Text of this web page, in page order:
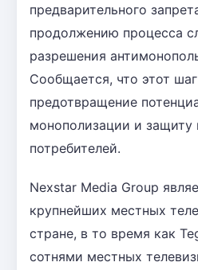
предварительного
продолжению процесса
разрешения
Сообщается, что этот
предотвращение
монополизации и защиту
потребителей.
Nexstar Media Group
крупнейших местных
стране, в то время как
сотнями местных